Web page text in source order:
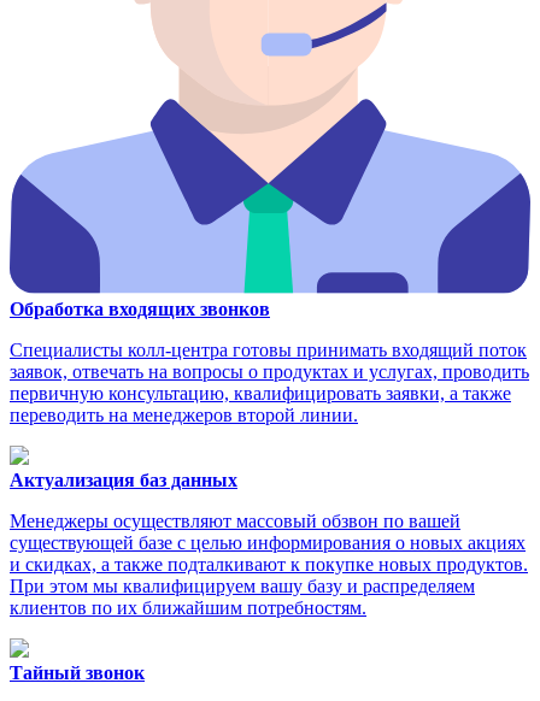
Обработка входящих звонков
Специалисты колл-центра готовы принимать входящий поток
заявок, отвечать на вопросы о продуктах и услугах, проводить
первичную консультацию, квалифицировать заявки, а также
переводить на менеджеров второй линии.
Актуализация баз данных
Менеджеры осуществляют массовый обзвон по вашей
существующей базе с целью информирования о новых акциях
и скидках, а также подталкивают к покупке новых продуктов.
При этом мы квалифицируем вашу базу и распределяем
клиентов по их ближайшим потребностям.
Тайный звонок